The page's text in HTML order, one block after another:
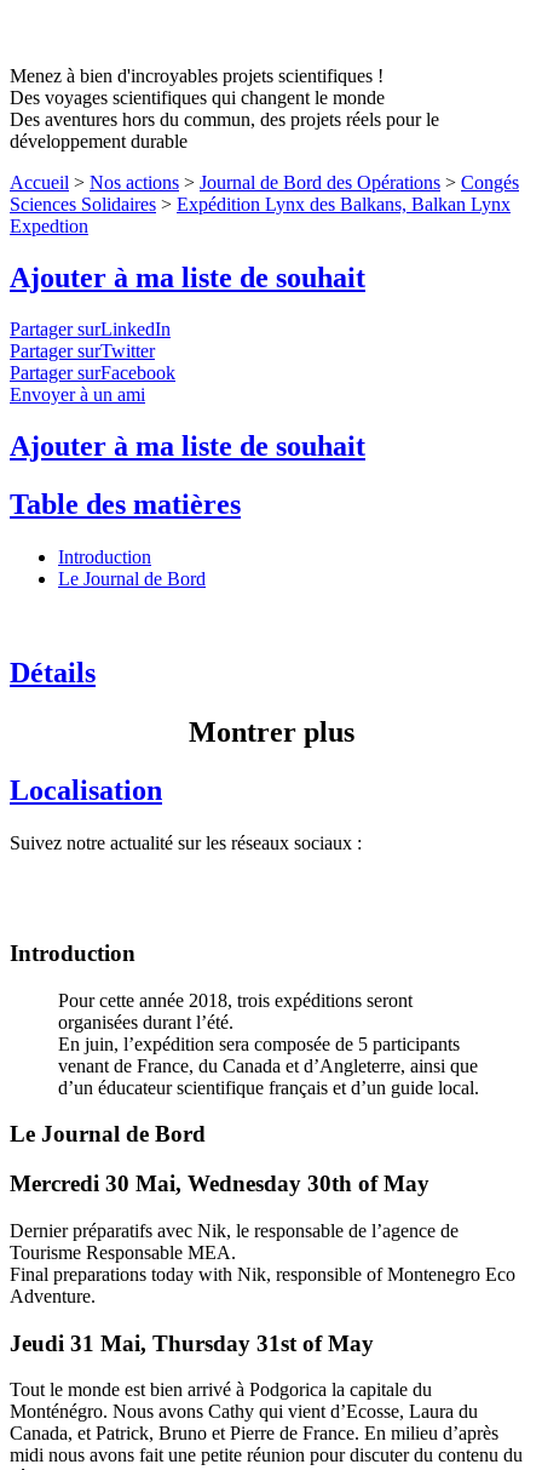
Menez à bien d'incroyables projets scientifiques !
Des voyages scientifiques qui changent le monde
Des aventures hors du commun, des projets réels pour le
développement durable
Accueil > Nos actions > Journal de Bord des Opérations > Congés
Sciences Solidaires > Expédition Lynx des Balkans, Balkan Lynx
Expedtion
Ajouter à ma liste de souhait
Partager surLinkedIn
Partager surTwitter
Partager surFacebook
Envoyer à un ami
Ajouter à ma liste de souhait
Table des matières
Introduction
Le Journal de Bord
Détails
Montrer plus
Localisation
Suivez notre actualité sur les réseaux sociaux :
Introduction
Pour cette année 2018, trois expéditions seront
organisées durant l’été.
En juin, l’expédition sera composée de 5 participants
venant de France, du Canada et d’Angleterre, ainsi que
d’un éducateur scientifique français et d’un guide local.
Le Journal de Bord
Mercredi 30 Mai, Wednesday 30th of May
Dernier préparatifs avec Nik, le responsable de l’agence de
Tourisme Responsable MEA.
Final preparations today with Nik, responsible of Montenegro Eco
Adventure.
Jeudi 31 Mai, Thursday 31st of May
Tout le monde est bien arrivé à Podgorica la capitale du
Monténégro. Nous avons Cathy qui vient d’Ecosse, Laura du
Canada, et Patrick, Bruno et Pierre de France. En milieu d’après
midi nous avons fait une petite réunion pour discuter du contenu du